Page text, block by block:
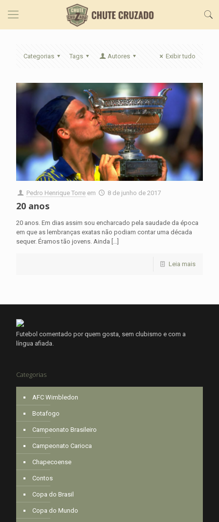
Categorias Tags Autores Exibir tudo
Pedro Henrique Torre em 8 de junho de 2017
20 anos
20 anos. Em dias assim sou encharcado pela saudade da época
em que as lembranças exatas não podiam contar uma década
sequer. Éramos tão jovens. Ainda
Leia mais
Futebol comentado por quem gosta, sem clubismo e com a
língua afiada.
Categorias
AFC Wimbledon
Botafogo
Campeonato Brasileiro
Campeonato Carioca
Chapecoense
Contos
Copa do Brasil
Copa do Mundo